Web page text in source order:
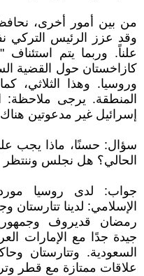
من بين أمور أخرى،
وقد عزز الرئيس التركي
علناً. وربما يتم
كازاخستان حول القضية
وروسيا. وهذا الثلاثي،
المنطقة. يرجى ملاحظة:
إسرائيل غير مدعوتين
سؤال: حسنًا، ماذا يجب
الحالي؟ هل نجلس وننتظر
جواب: لدى روسيا
الإسلامي: لدينا
رمضان قديروف
جيدة جدًا مع الإمارات
السعودية. وتتارستان
علاقات ممتازة مع قطر